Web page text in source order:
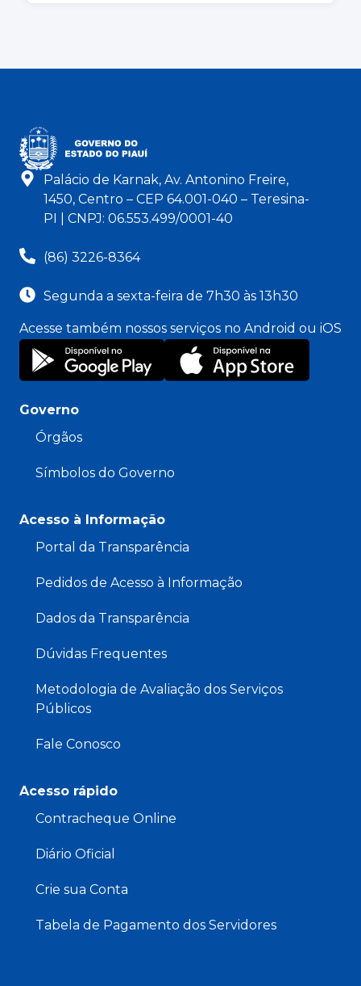
Palácio de Karnak, Av. Antonino Freire,
1450, Centro – CEP 64.001-040 – Teresina-
PI | CNPJ: 06.553.499/0001-40
(86) 3226-8364
Segunda a sexta-feira de 7h30 às 13h30
Acesse também nossos serviços no Android ou iOS
Governo
Órgãos
Símbolos do Governo
Acesso à Informação
Portal da Transparência
Pedidos de Acesso à Informação
Dados da Transparência
Dúvidas Frequentes
Metodologia de Avaliação dos Serviços
Públicos
Fale Conosco
Acesso rápido
Contracheque Online
Diário Oficial
Crie sua Conta
Tabela de Pagamento dos Servidores